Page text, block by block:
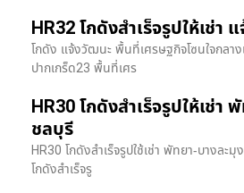
HR32 โกดังสำเร็จรูปให้เช่า
โกดัง แจ้งวัฒนะ พื้นที่เศรษฐกิจโซนใจกลา
ปากเกร็ด23 พื้นที่เศร
HR30 โกดังสำเร็จรูปให้เช่า
ชลบุรี
HR30 โกดังสำเร็จรูปใช้เช่า พัทยา-บางละ
โกดังสำเร็จรู